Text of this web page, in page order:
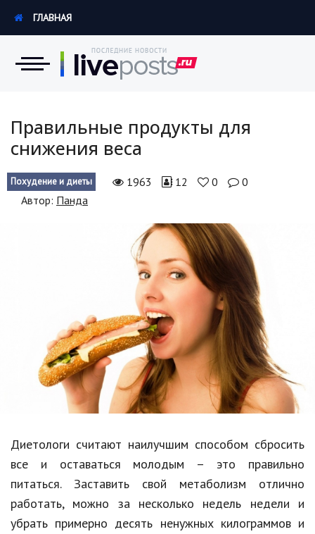
Экономика
Происшествия
Образование
В мире
Культура
Авто, мото
Спорт
Знаменитости
Статьи
ГЛАВНАЯ
Правильные продукты для
снижения веса
Похудение и диеты 1963 12 0
0
Автор: Панда
Диетологи считают наилучшим способом сбросить
все и оставаться молодым – это правильно
питаться. Заставить свой метаболизм отлично
работать, можно за несколько недель недели и
убрать примерно десять ненужных килограммов и